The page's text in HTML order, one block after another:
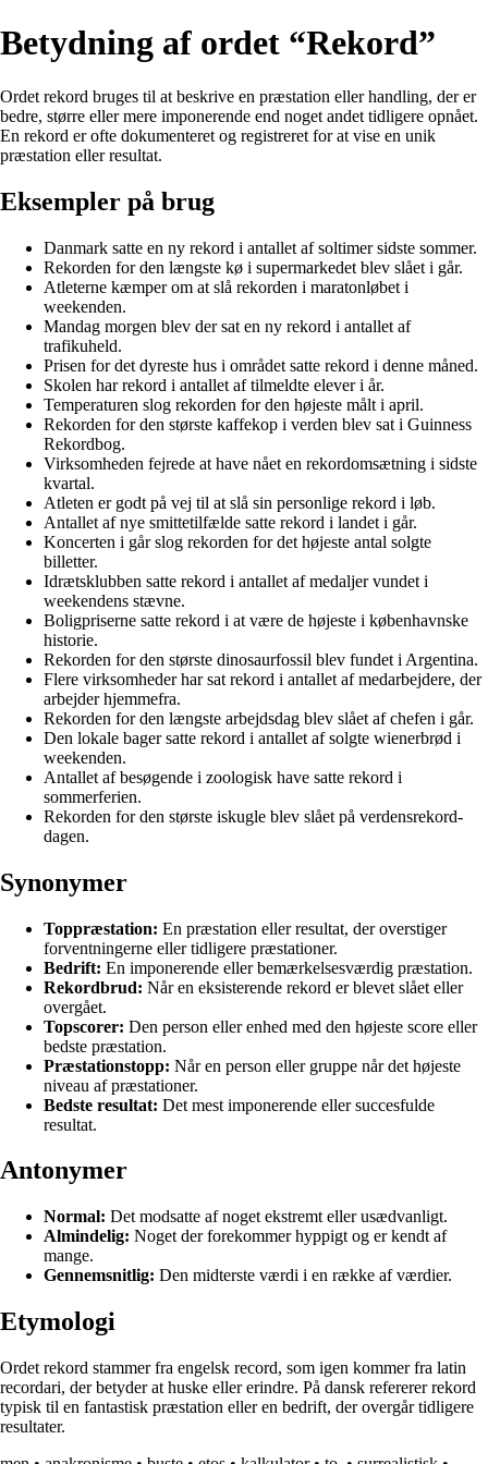
Betydning af ordet “Rekord”
Ordet rekord bruges til at beskrive en præstation eller handling, der er
bedre, større eller mere imponerende end noget andet tidligere opnået.
En rekord er ofte dokumenteret og registreret for at vise en unik
præstation eller resultat.
Eksempler på brug
Danmark satte en ny rekord i antallet af soltimer sidste sommer.
Rekorden for den længste kø i supermarkedet blev slået i går.
Atleterne kæmper om at slå rekorden i maratonløbet i
weekenden.
Mandag morgen blev der sat en ny rekord i antallet af
trafikuheld.
Prisen for det dyreste hus i området satte rekord i denne måned.
Skolen har rekord i antallet af tilmeldte elever i år.
Temperaturen slog rekorden for den højeste målt i april.
Rekorden for den største kaffekop i verden blev sat i Guinness
Rekordbog.
Virksomheden fejrede at have nået en rekordomsætning i sidste
kvartal.
Atleten er godt på vej til at slå sin personlige rekord i løb.
Antallet af nye smittetilfælde satte rekord i landet i går.
Koncerten i går slog rekorden for det højeste antal solgte
billetter.
Idrætsklubben satte rekord i antallet af medaljer vundet i
weekendens stævne.
Boligpriserne satte rekord i at være de højeste i københavnske
historie.
Rekorden for den største dinosaurfossil blev fundet i Argentina.
Flere virksomheder har sat rekord i antallet af medarbejdere, der
arbejder hjemmefra.
Rekorden for den længste arbejdsdag blev slået af chefen i går.
Den lokale bager satte rekord i antallet af solgte wienerbrød i
weekenden.
Antallet af besøgende i zoologisk have satte rekord i
sommerferien.
Rekorden for den største iskugle blev slået på verdensrekord-
dagen.
Synonymer
Toppræstation: En præstation eller resultat, der overstiger
forventningerne eller tidligere præstationer.
Bedrift: En imponerende eller bemærkelsesværdig præstation.
Rekordbrud: Når en eksisterende rekord er blevet slået eller
overgået.
Topscorer: Den person eller enhed med den højeste score eller
bedste præstation.
Præstationstopp: Når en person eller gruppe når det højeste
niveau af præstationer.
Bedste resultat: Det mest imponerende eller succesfulde
resultat.
Antonymer
Normal: Det modsatte af noget ekstremt eller usædvanligt.
Almindelig: Noget der forekommer hyppigt og er kendt af
mange.
Gennemsnitlig: Den midterste værdi i en række af værdier.
Etymologi
Ordet rekord stammer fra engelsk record, som igen kommer fra latin
recordari, der betyder at huske eller erindre. På dansk refererer rekord
typisk til en fantastisk præstation eller en bedrift, der overgår tidligere
resultater.